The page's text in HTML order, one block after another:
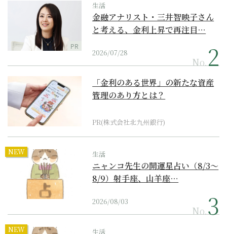
PR
生活
金融アナリスト・三井智映子さん
と考える、金利上昇で再注目…
2026/07/28
No.
「金利のある世界」の新たな資産
管理のあり方とは？
PR(株式会社北九州銀行)
NEW 生活
ニャンコ先生の開運星占い（8/3～
8/9）射手座、山羊座…
2026/08/03
No.
NEW 生活